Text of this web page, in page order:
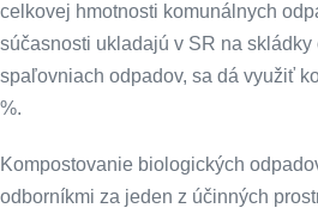
celkovej hmotnosti komunálnych
súčasnosti ukladajú v SR na
spaľovniach odpadov, sa dá využiť
%.
Kompostovanie biologických
odborníkmi za jeden z účinných